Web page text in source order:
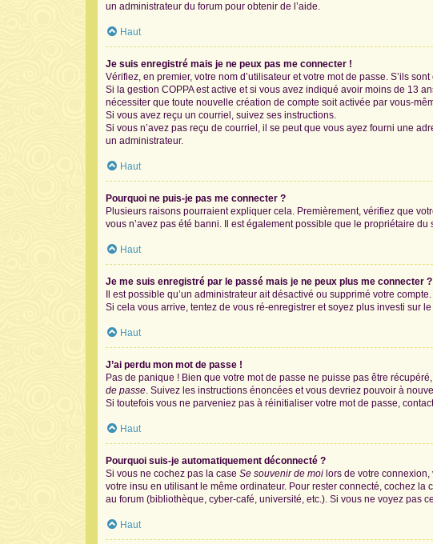
un administrateur du forum pour obtenir de l’aide.
Haut
Je suis enregistré mais je ne peux pas me connecter !
Vérifiez, en premier, votre nom d’utilisateur et votre mot de passe. S’ils
Si la gestion COPPA est active et si vous avez indiqué avoir moins de 13
nécessiter que toute nouvelle création de compte soit activée par vous-
Si vous avez reçu un courriel, suivez ses instructions.
Si vous n’avez pas reçu de courriel, il se peut que vous ayez fourni une
un administrateur.
Haut
Pourquoi ne puis-je pas me connecter ?
Plusieurs raisons pourraient expliquer cela. Premièrement, vérifiez que
vous n’avez pas été banni. Il est également possible que le propriétaire
Haut
Je me suis enregistré par le passé mais je ne peux plus me connecter
Il est possible qu’un administrateur ait désactivé ou supprimé votre
Si cela vous arrive, tentez de vous ré-enregistrer et soyez plus investi sur le
Haut
J’ai perdu mon mot de passe !
Pas de panique ! Bien que votre mot de passe ne puisse pas être
de passe. Suivez les instructions énoncées et vous devriez pouvoir à
Si toutefois vous ne parveniez pas à réinitialiser votre mot de passe,
Haut
Pourquoi suis-je automatiquement déconnecté ?
Si vous ne cochez pas la case Se souvenir de moi lors de votre
votre insu en utilisant le même ordinateur. Pour rester connecté, cochez la
au forum (bibliothèque, cyber-café, université, etc.). Si vous ne voyez pas
Haut